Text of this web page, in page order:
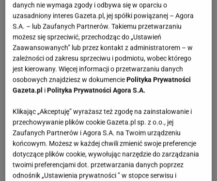
ubrania klasyczne, ponadczasowe, które są
synonimem piękna i szyku. Tak właśnie jest z
żakietem Chanel.Prosty krój, wełniany tweed,
ozdobne guziki i kieszenie z przodu są znakami
rozpoznawczymi tego szykownego ubrania. Jest
ono modne bez względu na panujące trendy.
danych nie wymaga zgody i odbywa się w oparciu o
uzasadniony interes Gazeta.pl, jej spółki powiązanej – Agora
S.A. – lub Zaufanych Partnerów. Takiemu przetwarzaniu
możesz się sprzeciwić, przechodząc do „Ustawień
Zaawansowanych” lub przez kontakt z administratorem – w
zależności od zakresu sprzeciwu i podmiotu, wobec którego
jest kierowany. Więcej informacji o przetwarzaniu danych
osobowych znajdziesz w dokumenciePolityka Prywatności
Gazeta.pl iPolityka Prywatności Agora S.A.
Klikając „Akceptuję” wyrażasz też zgodę na zainstalowanie i
przechowywanie plików cookie Gazeta.pl sp. z o.o., jej
Zaufanych Partnerów i Agora S.A. na Twoim urządzeniu
końcowym. Możesz w każdej chwili zmienić swoje preferencje
dotyczące plików cookie, wywołując narzędzie do zarządzania
twoimi preferencjami dot. przetwarzania danych poprzez
odnośnik „Ustawienia prywatności ” w stopce serwisu i